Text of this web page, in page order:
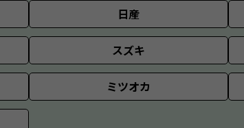
日産
スズキ
ミツオカ